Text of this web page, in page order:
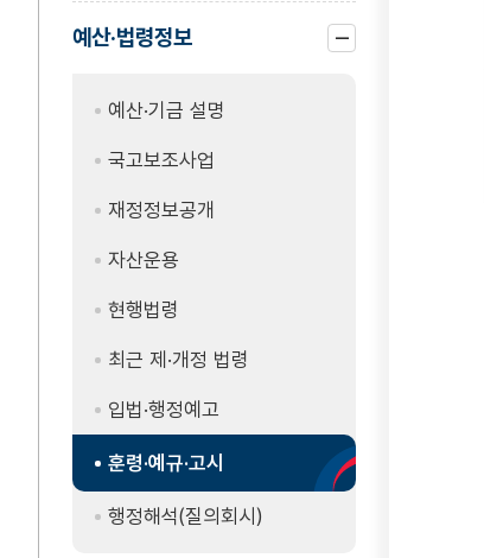
메뉴
예산·법령정보
메뉴예산·기금 설명
국고보조사업
재정정보공개
자산운용
현행법령
최근 제·개정 법령
입법·행정예고
훈령·예규·고시
행정해석(질의회시)